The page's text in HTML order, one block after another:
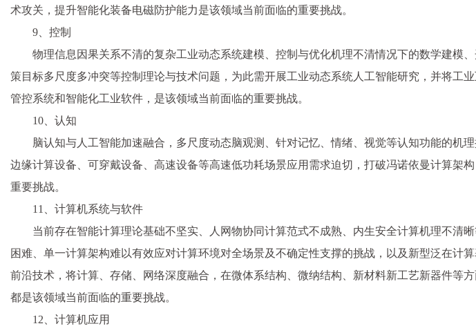
术攻关，提升智能化装备电磁防护能力是该领域当前面临的重要挑战。
9、控制
物理信息因果关系不清的复杂工业动态系统建模、控制与优化机理不清情况下的数学建模
策目标多尺度多冲突等控制理论与技术问题，为此需开展工业动态系统人工智能研究，并将
管控系统和智能化工业软件，是该领域当前面临的重要挑战。
10、认知
脑认知与人工智能加速融合，多尺度动态脑观测、针对记忆、情绪、视觉等认知功能的
边缘计算设备、可穿戴设备、高速设备等高速低功耗场景应用需求迫切，打破冯诺依曼计算
重要挑战。
11、计算机系统与软件
当前存在智能计算理论基础不坚实、人网物协同计算范式不成熟、内生安全计算机理不
困难、单一计算架构难以有效应对计算环境对全场景及不确定性支撑的挑战，以及新型泛在
前沿技术，将计算、存储、网络深度融合，在微体系结构、微纳结构、新材料新工艺新器件
都是该领域当前面临的重要挑战。
12、计算机应用